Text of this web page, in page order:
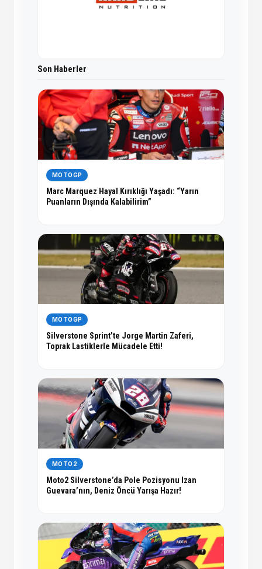
Son Haberler
MOTOGP
Marc Marquez Hayal Kırıklığı Yaşadı: “Yarın
Puanların Dışında Kalabilirim”
MOTOGP
Silverstone Sprint’te Jorge Martin Zaferi,
Toprak Lastiklerle Mücadele Etti!
MOTO2
Moto2 Silverstone’da Pole Pozisyonu Izan
Guevara’nın, Deniz Öncü Yarışa Hazır!